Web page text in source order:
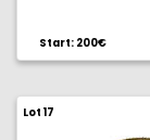
Start: 200€
Lot 17